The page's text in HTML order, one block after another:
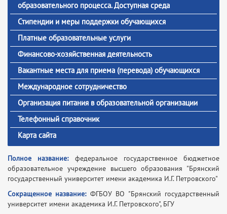
образовательного процесса. Доступная среда
Стипендии и меры поддержки обучающихся
Платные образовательные услуги
Финансово-хозяйственная деятельность
Вакантные места для приема (перевода) обучающихся
Международное сотрудничество
Организация питания в образовательной организации
Телефонный справочник
Карта сайта
Полное название:федеральное государственное бюджетное
образовательное учреждение высшего образования "Брянский
государственный университет имени академика И.Г. Петровского"
Сокращенное название:ФГБОУ ВО "Брянский государственный
университет имени академика И.Г. Петровского", БГУ